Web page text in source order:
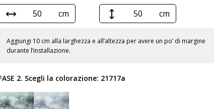
cm cm
Aggiungi 10 cm alla larghezza e all’altezza per avere un po’ di margine
durante l’installazione.
2. Scegli la colorazione: 21717a